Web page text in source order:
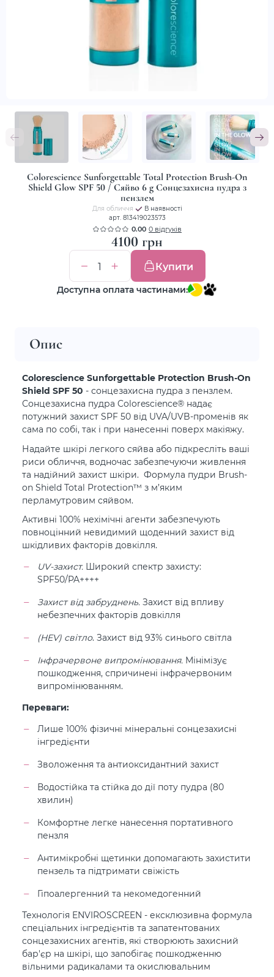
Colorescience Sunforgettable Total Protection Brush-On
Shield Glow SPF 50 / Сяйво 6 g Сонцезахисна пудра з
пензлем
Для обличчя
В наявності
арт. 813419023573
0.00 0 відгуків
4100 грн
Купити
Доступна оплата частинами:
Опис
Colorescience Sunforgettable Protection Brush-On
Shield SPF 50 - сонцезахисна пудра з пензлем.
Сонцезахисна пудра Colorescience® надає
потужний захист SPF 50 від UVA/UVB-променів як
сама по собі, так і при нанесенні поверх макіяжу.
Надайте шкірі легкого сяйва або підкресліть ваші
риси обличчя, водночас забезпечуючи живлення
та надійний захист шкіри. Формула пудри Brush-
on Shield Total Protection™ з м’яким
перламутровим сяйвом.
Активні 100% нехімічні агенти забезпечують
повноцінний невидимий щоденний захист від
шкідливих факторів довкілля.
UV-захист. Широкий спектр захисту:
SPF50/PA++++
Захист від забруднень. Захист від впливу
небезпечних факторів довкілля
(HEV) світло. Захист від 93% синього світла
Інфрачервоне випромінювання. Мінімізує
пошкодження, спричинені інфрачервоним
випромінюванням.
Переваги:
Лише 100% фізичні мінеральні сонцезахисні
інгредієнти
Зволоження та антиоксидантний захист
Водостійка та стійка до дії поту пудра (80
хвилин)
Комфортне легке нанесення портативного
пензля
Антимікробні щетинки допомагають захистити
пензель та підтримати свіжість
Гіпоалергенний та некомедогенний
Технологія ENVIROSCREEN - ексклюзивна формула
спеціальних інгредієнтів та запатентованих
сонцезахисних агентів, які створюють захисний
бар'єр на шкірі, що запобігає пошкодженню
вільними радикалами та окислювальним